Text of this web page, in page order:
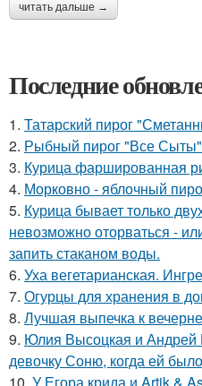
читать дальше →
Последние
1. Татарский пирог
2. Рыбный пирог "Все
3. Курица фаршированная
4. Морковно - яблочный
5. Курица бывает только
невозможно оторваться -
запить стаканом воды.
6. Уха вегетарианская.
7. Огурцы для хранения в
8. Лучшая выпечка к
9. Юлия Высоцкая и Андрей
девочку Соню, когда ей